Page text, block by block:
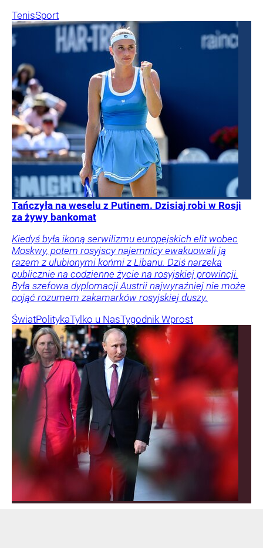
TenisSport
Tańczyła na weselu z Putinem. Dzisiaj robi w Rosji
za żywy bankomat
Kiedyś była ikoną serwilizmu europejskich elit wobec
Moskwy, potem rosyjscy najemnicy ewakuowali ją
razem z ulubionymi końmi z Libanu. Dziś narzeka
publicznie na codzienne życie na rosyjskiej prowincji.
Była szefowa dyplomacji Austrii najwyraźniej nie może
pojąć rozumem zakamarków rosyjskiej duszy.
ŚwiatPolitykaTylko u NasTygodnik Wprost